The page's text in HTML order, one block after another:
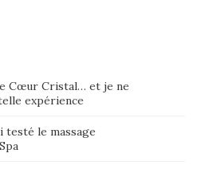
Cœur Cristal… et je ne
expérience
testé le massage